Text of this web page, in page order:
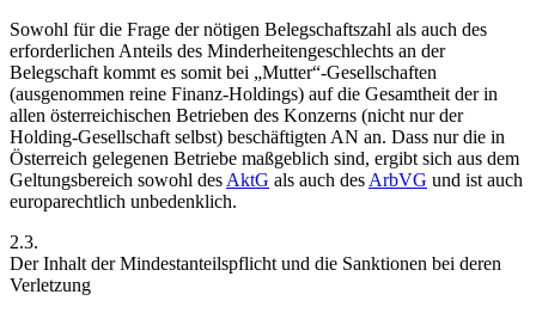
Sowohl für die Frage der nötigen Belegschaftszahl als auch des
erforderlichen Anteils des Minderheitengeschlechts an der
Belegschaft kommt es somit bei „Mutter“-Gesellschaften
(ausgenommen reine Finanz-Holdings) auf die Gesamtheit der in
allen österreichischen Betrieben des Konzerns (nicht nur der
Holding-Gesellschaft selbst) beschäftigten AN an. Dass nur die in
Österreich gelegenen Betriebe maßgeblich sind, ergibt sich aus dem
Geltungsbereich sowohl des AktG als auch des ArbVG und ist auch
europarechtlich unbedenklich.
2.3.
Der Inhalt der Mindestanteilspflicht und die Sanktionen bei deren
Verletzung